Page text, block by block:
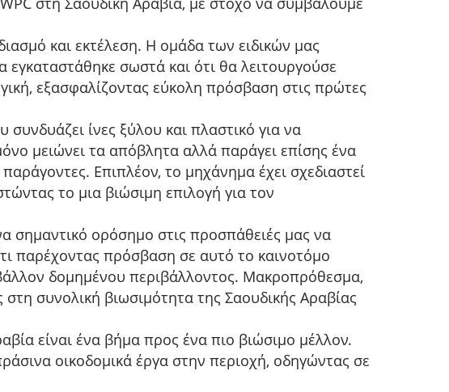
και εκτέλεση. Η ομάδα των ειδικών μας
εγκαταστάθηκε σωστά και ότι θα λειτουργούσε
εξασφαλίζοντας εύκολη πρόσβαση στις πρώτες
ίνες ξύλου και πλαστικό για να
μειώνει τα απόβλητα αλλά παράγει επίσης ένα
Επιπλέον, το μηχάνημα έχει σχεδιαστεί
το μια βιώσιμη επιλογή για τον
σημαντικό ορόσημο στις προσπάθειές μας να
παρέχοντας πρόσβαση σε αυτό το καινοτόμο
δομημένου περιβάλλοντος. Μακροπρόθεσμα,
συνολική βιωσιμότητα της Σαουδικής Αραβίας
είναι ένα βήμα προς ένα πιο βιώσιμο μέλλον.
οικοδομικά έργα στην περιοχή, οδηγώντας σε